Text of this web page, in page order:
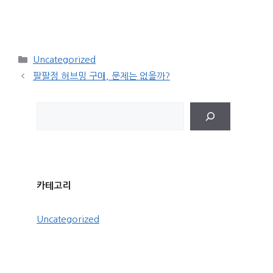
Categories
Uncategorized
팔팔정 허브밍 구매, 문제는 없을까?
카테고리
Uncategorized